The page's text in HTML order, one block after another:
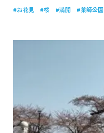
お花見 桜 満開 薬師公園